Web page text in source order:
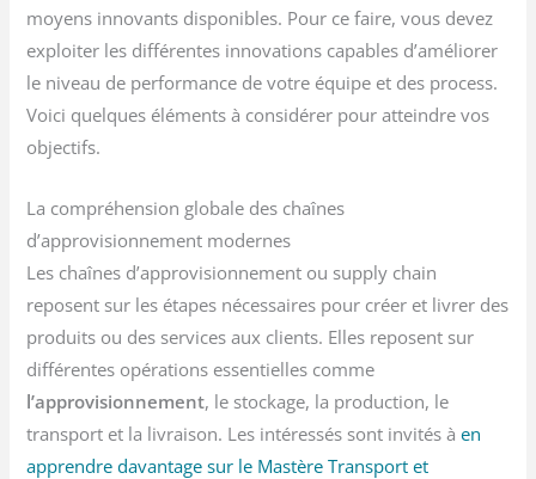
moyens innovants disponibles. Pour ce faire, vous devez
exploiter les différentes innovations capables d’améliorer
le niveau de performance de votre équipe et des process.
Voici quelques éléments à considérer pour atteindre vos
objectifs.
La compréhension globale des chaînes
d’approvisionnement modernes
Les chaînes d’approvisionnement ou supply chain
reposent sur les étapes nécessaires pour créer et livrer des
produits ou des services aux clients. Elles reposent sur
différentes opérations essentielles comme
l’approvisionnement, le stockage, la production, le
transport et la livraison. Les intéressés sont invités àen
apprendre davantage sur le Mastère Transport et